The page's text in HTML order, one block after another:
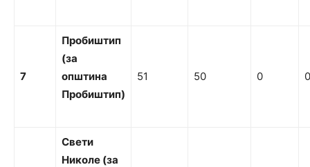
7
Пробиштип
(за
општина
Пробиштип)
51 50 0 0
Свети
Николе (за